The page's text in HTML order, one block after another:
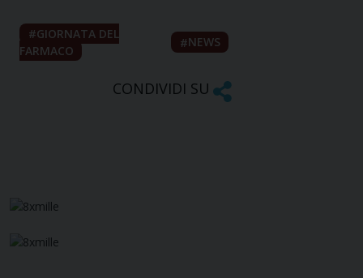
GIORNATA DEL
FARMACO
NEWS
CONDIVIDI SU